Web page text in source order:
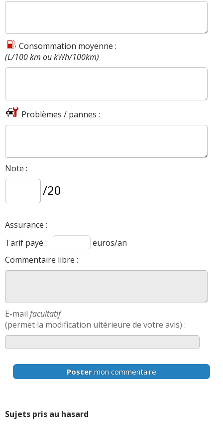
Consommation moyenne :
(L/100 km ou kWh/100km)
Problèmes / pannes :
Note :
/20
Assurance :
Tarif payé :
euros/an
Commentaire libre :
E-mail facultatif
(permet la modification ultérieure de votre avis) :
Poster mon commentaire
Sujets pris au hasard